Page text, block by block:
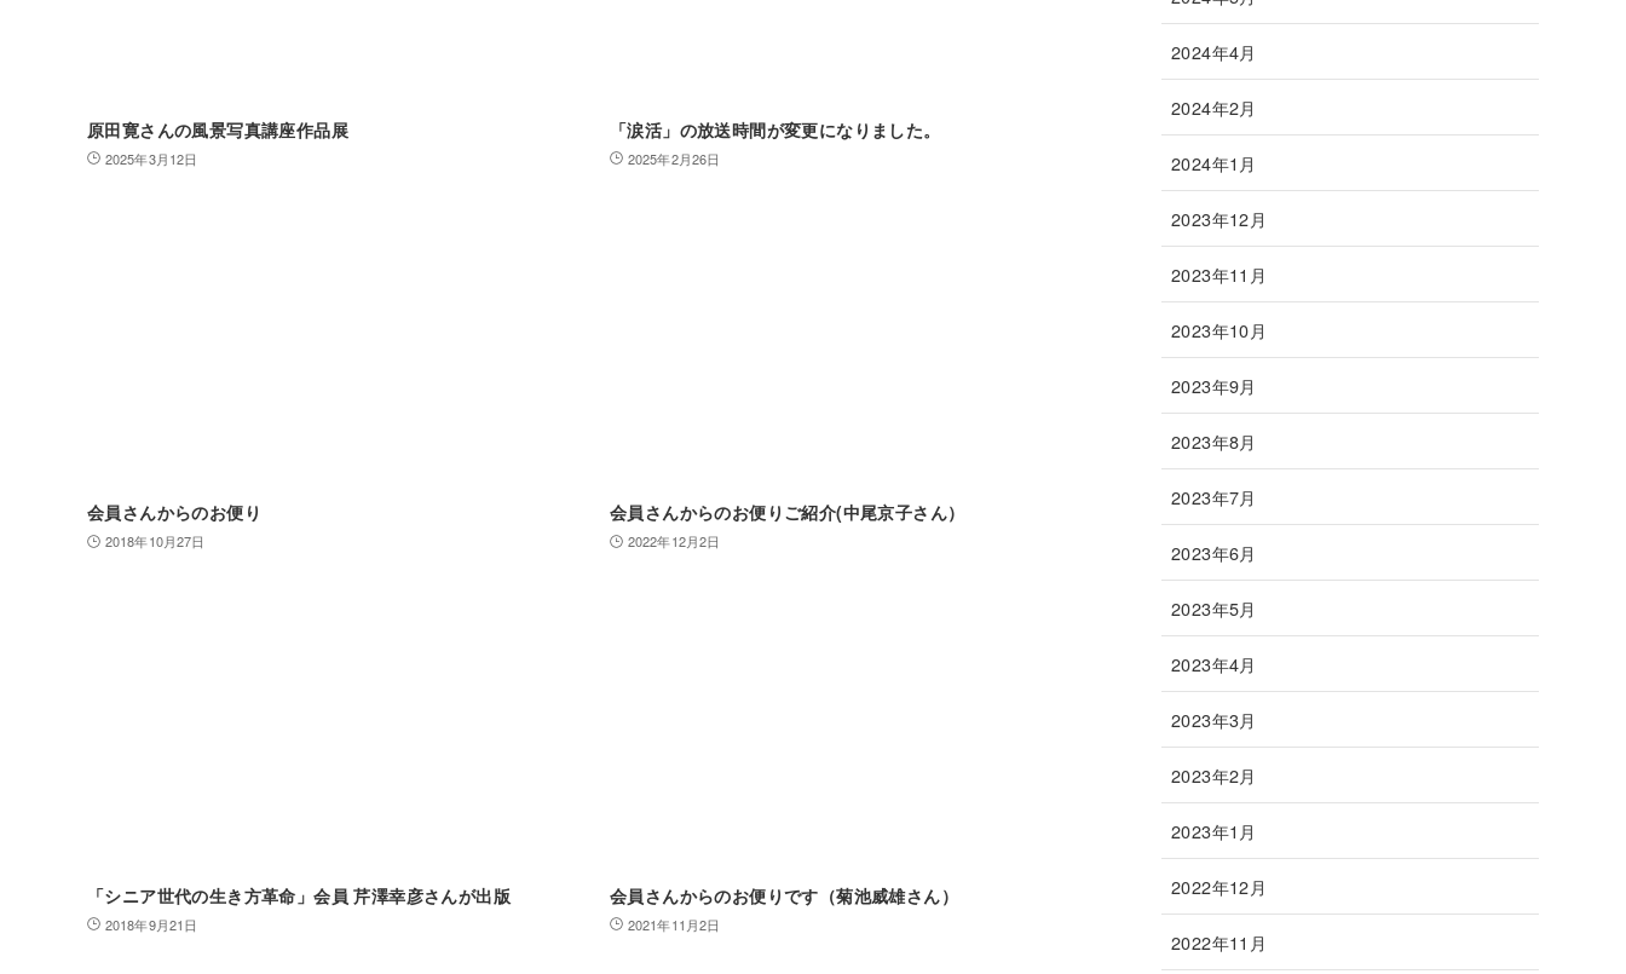
原田寛さんの風景写真講座作品展
2025年3月12日
「涙活」の放送時間が変更になりました。
2025年2月26日
会員さんからのお便り
2018年10月27日
会員さんからのお便りご紹介(中尾京子さん）
2022年12月2日
「シニア世代の生き方革命」会員 芹澤幸彦さんが出版
2018年9月21日
会員さんからのお便りです（菊池威雄さん）
2021年11月2日
2024年4月
2024年2月
2024年1月
2023年12月
2023年11月
2023年10月
2023年9月
2023年8月
2023年7月
2023年6月
2023年5月
2023年4月
2023年3月
2023年2月
2023年1月
2022年12月
2022年11月